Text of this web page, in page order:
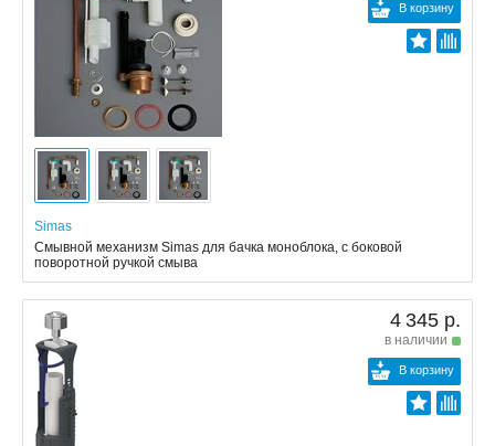
В корзину
Simas
Смывной механизм Simas для бачка моноблока, с боковой
поворотной ручкой смыва
4 345 р.
в наличии
В корзину